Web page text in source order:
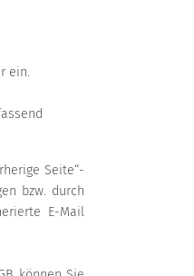
ein.
Seite“-
bzw. durch
E-Mail